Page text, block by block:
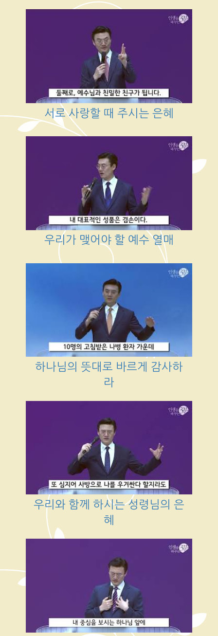
서로 사랑할 때 주시는 은혜
우리가 맺어야 할 예수 열매
하나님의 뜻대로 바르게 감사하
라
우리와 함께 하시는 성령님의 은
혜